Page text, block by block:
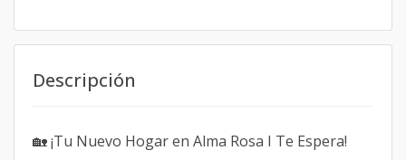
Descripción
🏡 ¡Tu Nuevo Hogar en Alma Rosa I Te Espera!